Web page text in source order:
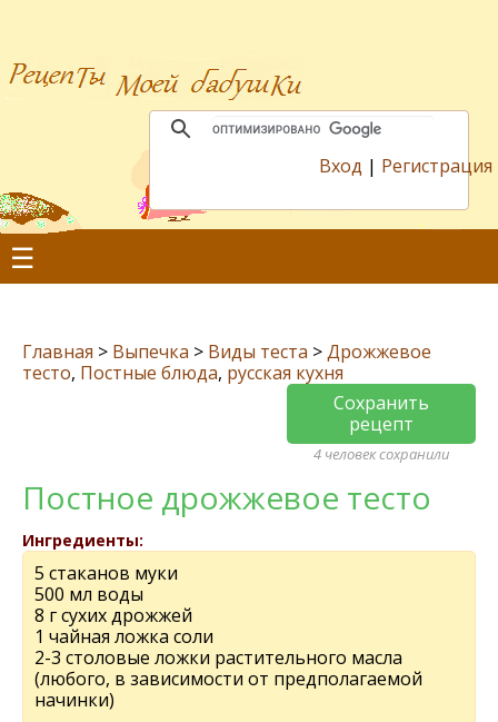
Вход | Регистрация
☰
Главная > Выпечка > Виды теста >Дрожжевое
тесто, Постные блюда, русская кухня
Сохранить
рецепт
4 человек сохранили
Постное дрожжевое тесто
Ингредиенты:
5 стаканов муки
500 мл воды
8 г сухих дрожжей
1 чайная ложка соли
2-3 столовые ложки растительного масла
(любого, в зависимости от предполагаемой
начинки)